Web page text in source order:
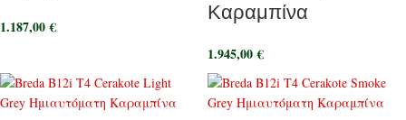
1.187,00€
Καραμπίνα
1.945,00€